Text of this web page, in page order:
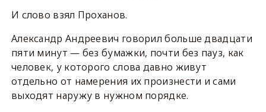
И слово взял Проханов.
Александр Андреевич говорил больше двадцати
пяти минут — без бумажки, почти без пауз, как
человек, у которого слова давно живут
отдельно от намерения их произнести и сами
выходят наружу в нужном порядке.